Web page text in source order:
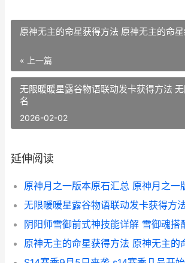
原神无主的命星获得方法 原神无主的命
« 上一篇
无限暖暖星露谷物语联动发卡获得方法
名
2026-02-02
延伸阅读
阴阳师雪御前式神技能详解 雪御魂搭